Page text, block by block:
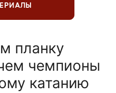
планку
чемпионы
катанию